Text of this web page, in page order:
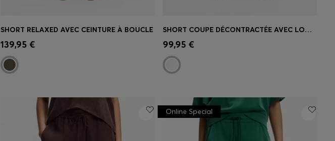
Achat rapide
taille)
SHORT RELAXED AVEC CEINTURE À BOUCLE
139,95 € Achat rapide
taille)
SHORT COUPE DÉCONTRACTÉE AVEC LOGO BRODÉ
99,95 €
Online Special